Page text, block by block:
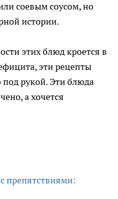
соевым соусом, но
истории.
этих блюд кроется в
эти рецепты
под рукой. Эти блюда
а хочется
препятствиями: